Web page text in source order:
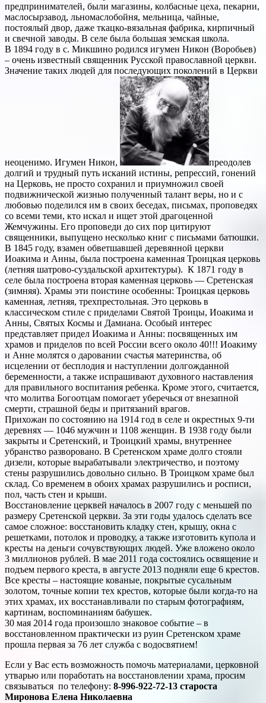
предпринимателей, были магазины, колбасные цеха, пекарни,
маслосырзавод, льномаслобойня, мельница, чайные,
постоялый двор, даже ткацко-вязальная фабрика, кирпичный
и свечной заводы. В селе была большая земская школа.
В 1894 году в с. Микшино родился игумен Никон (Воробьев)
– очень известный священник Русской православной церкви.
Значение таких людей для последующих поколений в Церкви
неоценимо. Игумен Никон,
преодолев
долгий и трудный путь исканий истины, репрессий, гонений
на Церковь, не просто сохранил и приумножил своей
подвижнической жизнью полученный талант веры, но и с
любовью поделился им в своих беседах, письмах, проповедях
со всеми теми, кто искал и ищет этой драгоценной
Жемчужины. Его проповеди до сих пор цитируют
священники, выпущено несколько книг с письмами батюшки.
В 1845 году, взамен обветшавшей деревянной церкви
Иоакима и Анны, была построена каменная Троицкая церковь
(летняя шатрово-суздальской архитектуры). К 1871 году в
селе была построена вторая каменная церковь — Сретенская
(зимняя). Храмы эти поистине особенны: Троицкая церковь
каменная, летняя, трехпрестольная. Это церковь в
классическом стиле с приделами Святой Троицы, Иоакима и
Анны, Святых Космы и Дамиана. Особый интерес
представляет придел Иоакима и Анны: посвященных им
храмов и приделов по всей России всего около 40!!! Иоакиму
и Анне молятся о даровании счастья материнства, об
исцелении от бесплодия и наступлении долгожданной
беременности, а также испрашивают духовного наставления
для правильного воспитания ребенка. Кроме этого, считается,
что молитва Богоотцам помогает уберечься от внезапной
смерти, страшной беды и притязаний врагов.
Прихожан по состоянию на 1914 год в селе и окрестных 9-ти
деревнях — 1046 мужчин и 1108 женщин. В 1938 году были
закрыты и Сретенский, и Троицкий храмы, внутреннее
убранство разворовано. В Сретенском храме долго стояли
дизели, которые вырабатывали электричество, и поэтому
стены разрушились довольно сильно. В Троицком храме был
склад. Со временем в обоих храмах разрушились и росписи,
пол, часть стен и крыши.
Восстановление церквей началось в 2007 году с меньшей по
размеру Сретенской церкви. За эти годы удалось сделать все
самое сложное: восстановить кладку стен, крышу, окна с
решетками, потолок и проводку, а также изготовить купола и
кресты на деньги сочувствующих людей. Уже вложено около
3 миллионов рублей. В мае 2011 года состоялись освящение и
подъем первого креста, в августе 2013 подняли еще 6 крестов.
Все кресты – настоящие кованые, покрытые сусальным
золотом, точные копии тех крестов, которые были когда-то на
этих храмах, их восстанавливали по старым фотографиям,
картинам, воспоминаниям бабушек.
30 мая 2014 года произошло знаковое событие – в
восстановленном практически из руин Сретенском храме
прошла первая за 76 лет служба с водосвятием!
Если у Вас есть возможность помочь материалами, церковной
утварью или поработать на восстановлении храма, просим
связываться по телефону: 8-996-922-72-13 староста
Миронова Елена Николаевна